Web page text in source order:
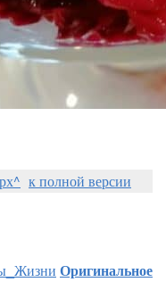
к полной версии
Оригинальное